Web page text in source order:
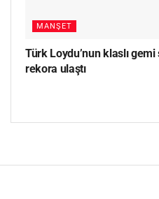
MANŞET
Türk Loydu’nun klaslı gemi
rekora ulaştı